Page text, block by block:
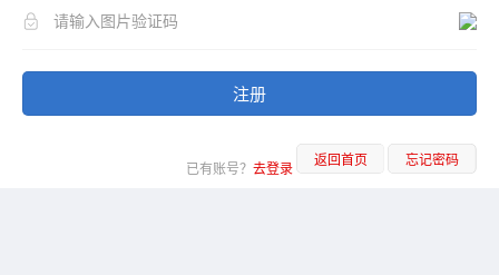
注册
已有账号？ 去登录 返回首页 忘记密码